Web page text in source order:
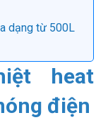
dạng từ 500L
heat
điện